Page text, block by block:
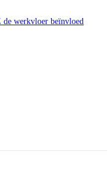
de werkvloer beïnvloed